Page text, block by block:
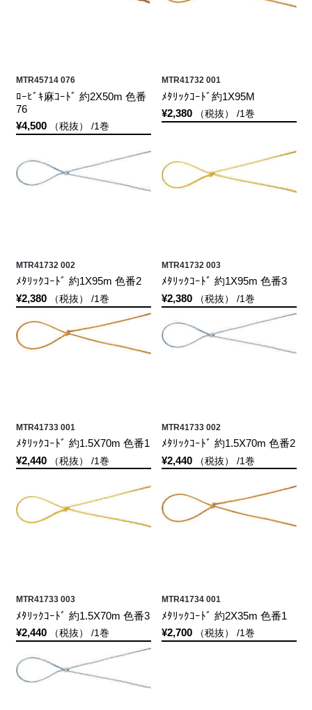
MTR45714 076
ﾛｰﾋﾞｷ麻ｺｰﾄﾞ 約2X50m 色番
76
¥4,500（税抜） /1巻
MTR41732 001
ﾒﾀﾘｯｸｺｰﾄﾞ約1X95M
¥2,380（税抜） /1巻
MTR41732 002
ﾒﾀﾘｯｸｺｰﾄﾞ 約1X95m 色番2
¥2,380（税抜） /1巻
MTR41732 003
ﾒﾀﾘｯｸｺｰﾄﾞ 約1X95m 色番3
¥2,380（税抜） /1巻
MTR41733 001
ﾒﾀﾘｯｸｺｰﾄﾞ 約1.5X70m 色番1
¥2,440（税抜） /1巻
MTR41733 002
ﾒﾀﾘｯｸｺｰﾄﾞ 約1.5X70m 色番2
¥2,440（税抜） /1巻
MTR41733 003
ﾒﾀﾘｯｸｺｰﾄﾞ 約1.5X70m 色番3
¥2,440（税抜） /1巻
MTR41734 001
ﾒﾀﾘｯｸｺｰﾄﾞ 約2X35m 色番1
¥2,700（税抜） /1巻